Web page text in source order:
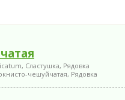
Сластушка, Рядовка
чешуйчатая, Рядовка